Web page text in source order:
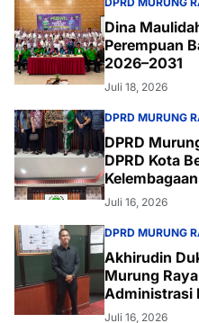
Dina
Perempuan
2026–2031
Juli 18, 2026
DPRD MURUNG
DPRD
DPRD Kota
Kelembagaan
Juli 16, 2026
DPRD MURUNG
Akhirudin
Murung
Administrasi
Juli 16, 2026